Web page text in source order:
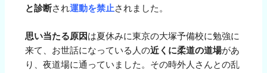
と診断され運動を禁止されました。
思い当たる原因は夏休みに東京の大塚予備校に勉強に
来て、お世話になっている人の近くに柔道の道場があ
り、夜道場に通っていました。その時外人さんとの乱